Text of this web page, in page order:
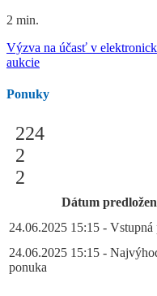
2 min.
Výzva na účasť v
aukcie
Ponuky
224
2
2
Dátum
24.06.2025 15:15 - Vstupná
24.06.2025 15:15 -
ponuka